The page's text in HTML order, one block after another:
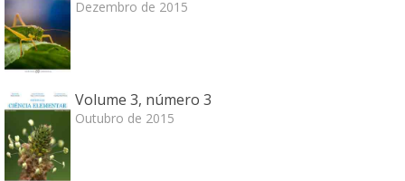
Dezembro de 2015
Volume 3, número 3
Outubro de 2015